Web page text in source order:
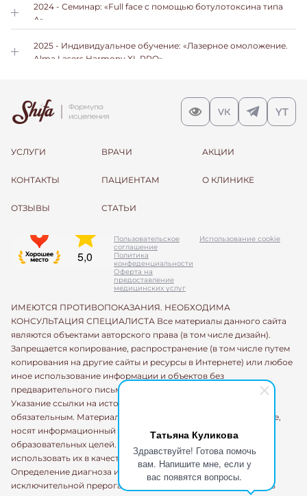
Татьяна Куликова
Здравствуйте! Готова помочь
вам. Напишите мне, если у
вас появятся вопросы.
дивинилсульфоном (DVS)
2024 - Семинар: «Full face с помощью ботулотоксина типа
А»
2025 - Индивидуальное обучение: «Лазерное омоложение.
Alma Lasers Harmony XL PRO»
УСЛУГИ ВРАЧИ АКЦИИ
КОНТАКТЫ ПАЦИЕНТАМ О КЛИНИКЕ
ОТЗЫВЫ СТАТЬИ
Пользовательское
соглашение
Политика
конфеденциальности
Оферта на
предоставление
медицинских услуг
Использование cookie
ИМЕЮТСЯ ПРОТИВОПОКАЗАНИЯ. НЕОБХОДИМА
КОНСУЛЬТАЦИЯ СПЕЦИАЛИСТА Все материалы данного сайта
являются объектами авторского права (в том числе дизайн).
Запрещается копирование, распространение (в том числе путем
копирования на другие сайты и ресурсы в Интернете) или любое
иное использование информации и объектов без
предварительного письменного согласия правообладателя.
Указание ссылки на источник информации является
обязательным. Материалы, размещенные на данной странице,
носят информационный характер и предназначены для
образовательных целей. Посетители сайта не должны
использовать их в качестве медицинских рекомендаций.
Определение диагноза и выбор методики лечения остается
исключительной прерогативой вашего лечащего врача! Сеть